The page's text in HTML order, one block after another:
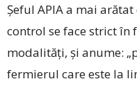
Șeful APIA a mai
control se face strict în
modalități, și anume:
fermierul care este la